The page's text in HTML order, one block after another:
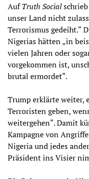
AufTruth Social
unser Land nicht
Terrorismus gedeiht.“
Nigerias hätten „in
vielen Jahren oder
vorgekommen ist,
brutal ermordet“.
Trump erklärte weiter,
Terroristen geben,
weitergehen“. Damit
Kampagne von
Nigeria und jedes
Präsident ins Visier